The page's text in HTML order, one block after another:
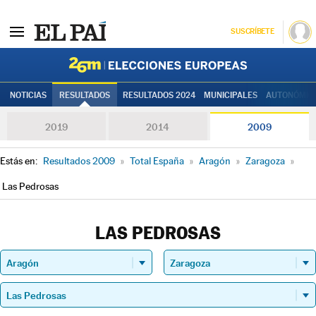
SUSCRÍBETE
NOTICIAS RESULTADOS RESULTADOS 2024 MUNICIPALES
2019 2014 2009
Estás en: Resultados 2009 » Total España » Aragón » Zaragoza »
Las Pedrosas
LAS PEDROSAS